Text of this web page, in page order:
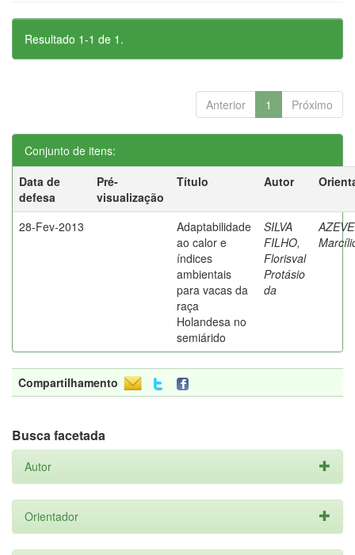
Resultado 1-1 de 1.
Anterior 1 Próximo
Conjunto de itens:
Data de
defesa
Pré-
visualização
Título Autor
28-Fev-2013
Adaptabilidade
ao calor e
índices
ambientais
para vacas da
raça
Holandesa no
semiárido
SILVA
FILHO,
Florisval
Protásio
da
Compartilhamento
Busca facetada
Autor
Orientador